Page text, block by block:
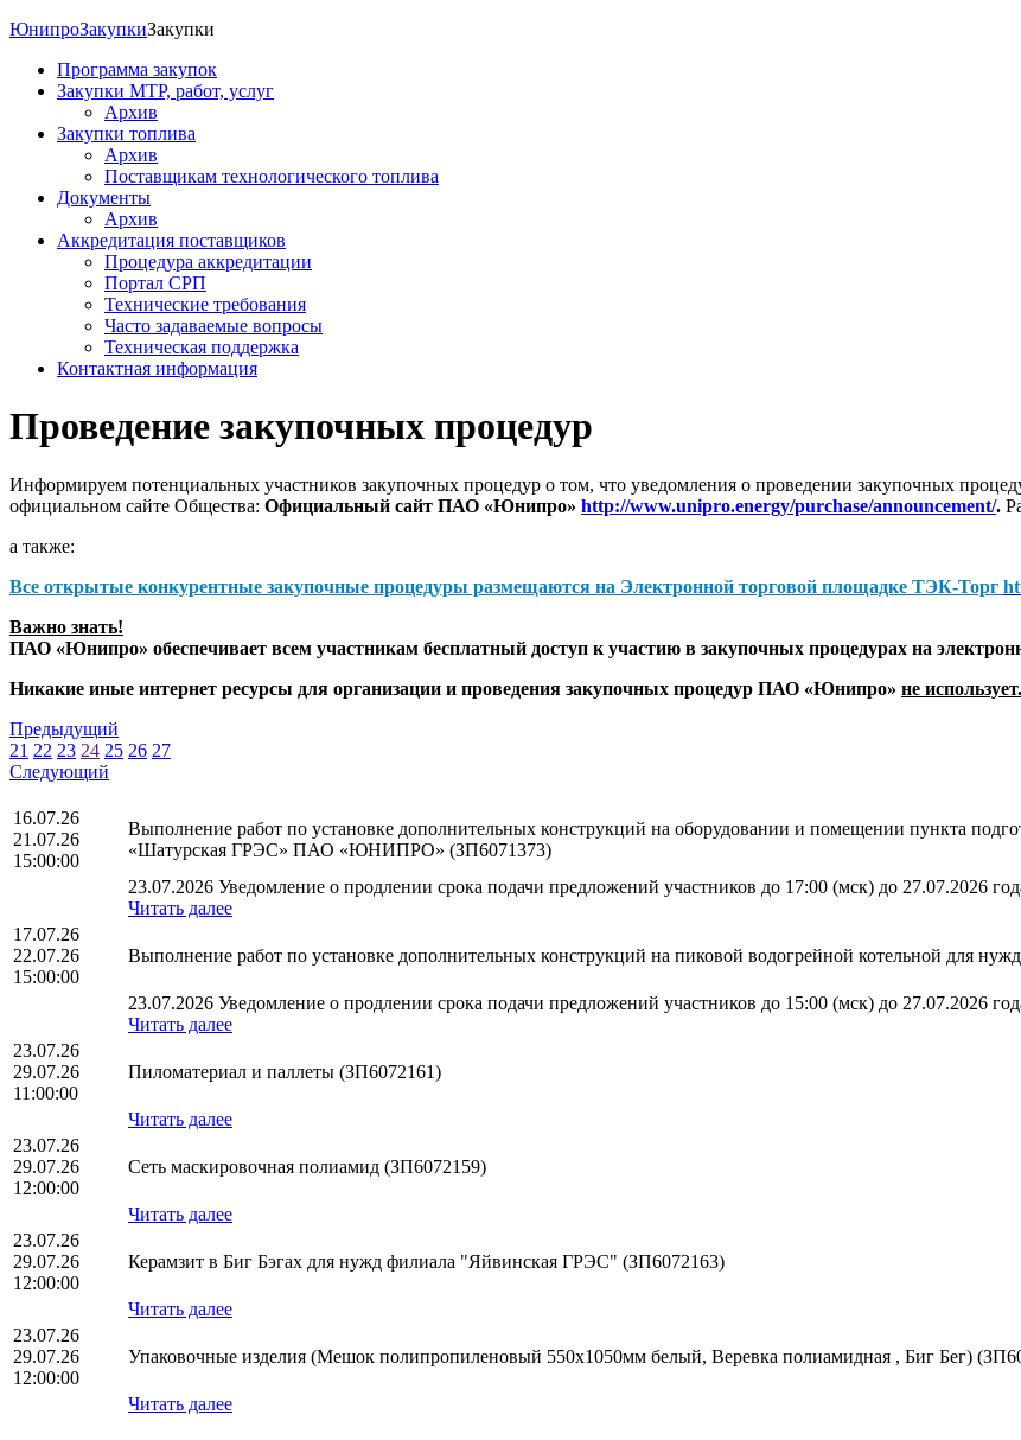
ЮнипроЗакупкиЗакупки
Программа закупок
Закупки МТР, работ, услуг
Архив
Закупки топлива
Архив
Поставщикам технологического топлива
Документы
Архив
Аккредитация поставщиков
Процедура аккредитации
Портал СРП
Технические требования
Часто задаваемые вопросы
Техническая поддержка
Контактная информация
Проведение закупочных процедур
Информируем потенциальных участников закупочных процедур о том, что уведомления о проведении закупочных
официальном сайте Общества: Официальный сайт ПАО «Юнипро» http://www.unipro.energy/purchase/announcement/.
а также:
Все открытые конкурентные закупочные процедуры размещаются на Электронной торговой площадке ТЭК-Торг
Важно знать!
ПАО «Юнипро» обеспечивает всем участникам бесплатный доступ к участию в закупочных процедурах на
Никакие иные интернет ресурсы для организации и проведения закупочных процедур ПАО «Юнипро» не использует.
Предыдущий
21 22 23 24 25 26 27
Следующий
16.07.26
21.07.26
15:00:00
Выполнение работ по установке дополнительных конструкций на оборудовании и помещении пункта
«Шатурская ГРЭС» ПАО «ЮНИПРО» (ЗП6071373)
23.07.2026 Уведомление о продлении срока подачи предложений участников до 17:00 (мск) до 27.07.2026
Читать далее
17.07.26
22.07.26
15:00:00
Выполнение работ по установке дополнительных конструкций на пиковой водогрейной котельной
23.07.2026 Уведомление о продлении срока подачи предложений участников до 15:00 (мск) до 27.07.2026
Читать далее
23.07.26
29.07.26
11:00:00
Пиломатериал и паллеты (ЗП6072161)
Читать далее
23.07.26
29.07.26
12:00:00
Сеть маскировочная полиамид (ЗП6072159)
Читать далее
23.07.26
29.07.26
12:00:00
Керамзит в Биг Бэгах для нужд филиала "Яйвинская ГРЭС" (ЗП6072163)
Читать далее
23.07.26
29.07.26
12:00:00
Упаковочные изделия (Мешок полипропиленовый 550х1050мм белый, Веревка полиамидная , Биг Бег)
Читать далее